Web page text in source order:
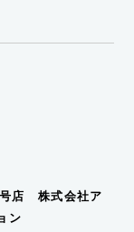
号店 株式会社ア
ン